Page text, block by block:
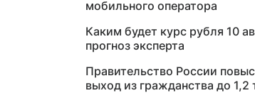
мобильного оператора
Каким будет курс рубля 10
прогноз эксперта
Правительство России
выход из гражданства до